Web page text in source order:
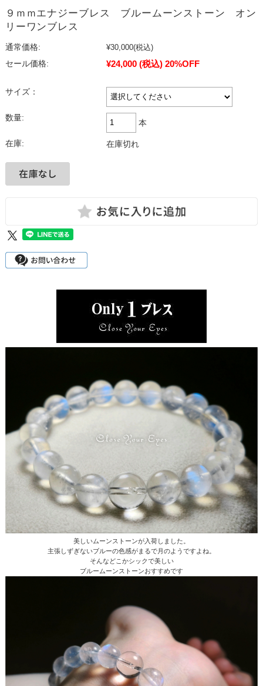
９ｍｍエナジーブレス ブルームーンストーン オン
リーワンブレス
通常価格: ¥30,000(税込)
セール価格:
¥24,000 (税込) 20%OFF
サイズ：
数量:
本
在庫: 在庫切れ
美しいムーンストーンが入荷しました。
主張しずぎないブルーの色感がまるで月のようですよね。
そんなどこかシックで美しい
ブルームーンストーンおすすめです